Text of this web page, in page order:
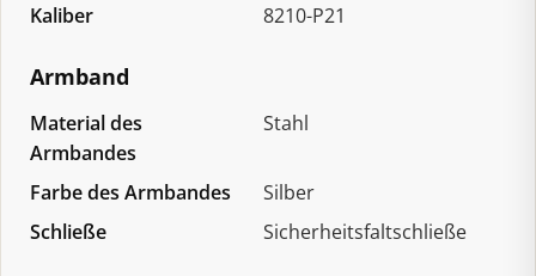
Kaliber
8210-P21
Armband
Material des
Armbandes
Stahl
Farbe des Armbandes
Silber
Schließe
Sicherheitsfaltschließe